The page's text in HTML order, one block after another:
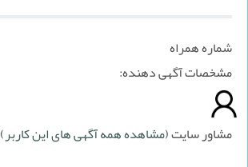
شماره همراه
مشخصات آگهی دهنده:
مشاور سایت(مشاهده همه آگهی های این کاربر)